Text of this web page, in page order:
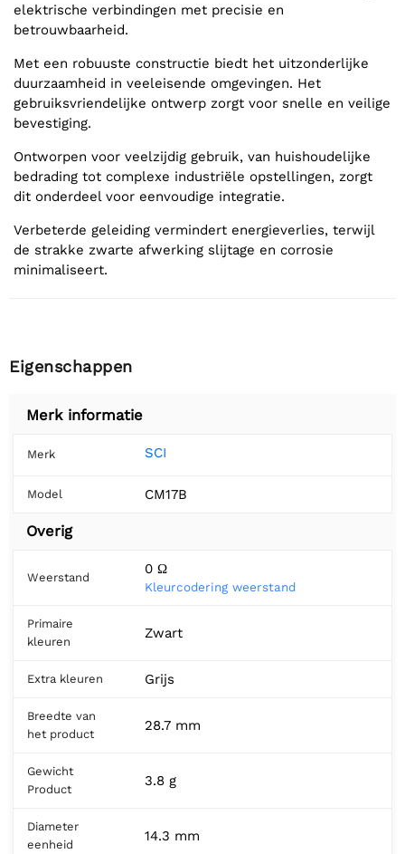
elektrische verbindingen met precisie en
betrouwbaarheid.
Met een robuuste constructie biedt het uitzonderlijke
duurzaamheid in veeleisende omgevingen. Het
gebruiksvriendelijke ontwerp zorgt voor snelle en veilige
bevestiging.
Ontworpen voor veelzijdig gebruik, van huishoudelijke
bedrading tot complexe industriële opstellingen, zorgt
dit onderdeel voor eenvoudige integratie.
Verbeterde geleiding vermindert energieverlies, terwijl
de strakke zwarte afwerking slijtage en corrosie
minimaliseert.
Eigenschappen
Merk informatie
Merk SCI
Model CM17B
Overig
Weerstand
0 Ω
Kleurcodering weerstand
Primaire
kleuren
Zwart
Extra kleuren Grijs
Breedte van
het product
28.7 mm
Gewicht
Product
3.8 g
Diameter
eenheid
14.3 mm